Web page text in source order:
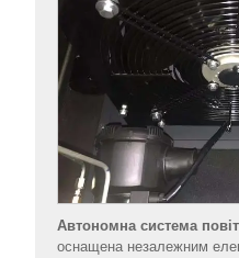
Автономна система
оснащена незалежним